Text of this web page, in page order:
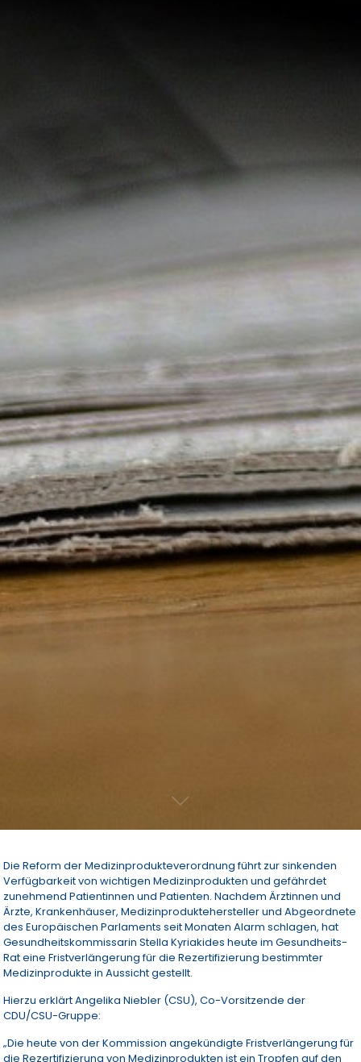
Die Reform der Medizinprodukteverordnung führt zur sinkenden
Verfügbarkeit von wichtigen Medizinprodukten und gefährdet
zunehmend Patientinnen und Patienten. Nachdem Ärztinnen und
Ärzte, Krankenhäuser, Medizinproduktehersteller und Abgeordnete
des Europäischen Parlaments seit Monaten Alarm schlagen, hat
Gesundheitskommissarin Stella Kyriakides heute im Gesundheits-
Rat eine Fristverlängerung für die Rezertifizierung bestimmter
Medizinprodukte in Aussicht gestellt.
Hierzu erklärt Angelika Niebler (CSU), Co-Vorsitzende der
CDU/CSU-Gruppe:
„Die heute von der Kommission angekündigte Fristverlängerung für
die Rezertifizierung von Medizinprodukten ist ein Tropfen auf den